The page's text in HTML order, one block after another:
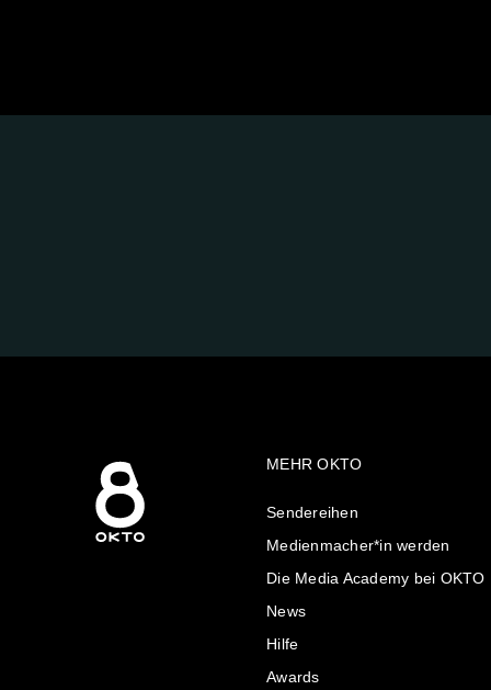
MEHR OKTO
Sendereihen
Medienmacher*in werden
Die Media Academy bei OKTO
News
Hilfe
Awards